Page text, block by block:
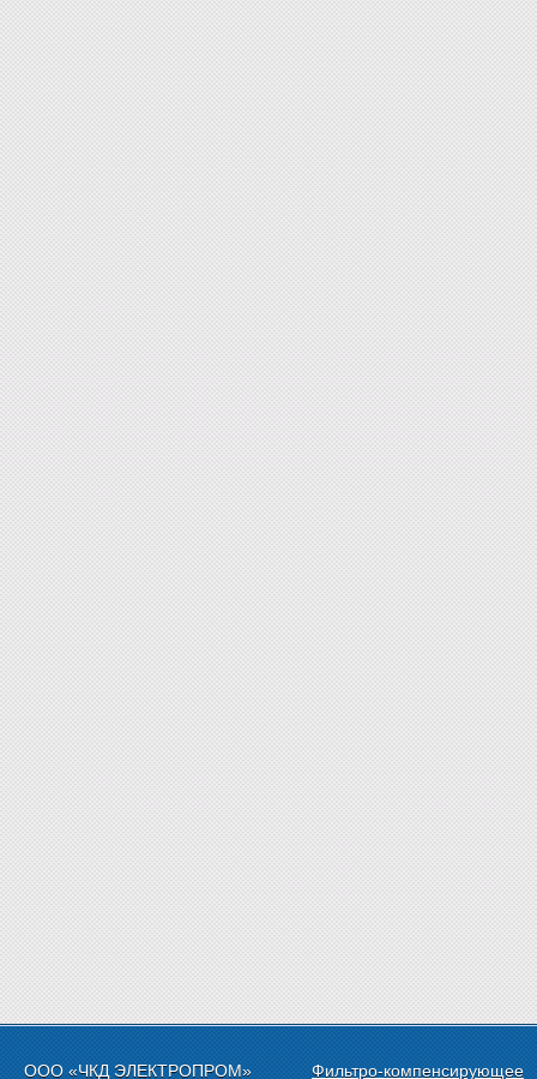
ООО «ЧКД ЭЛЕКТРОПРОМ» Фильтро-компенсирующее